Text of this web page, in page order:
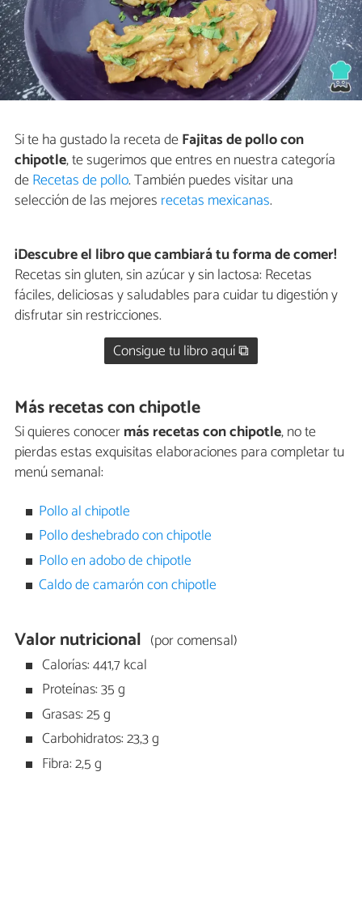
Si te ha gustado la receta deFajitas de pollo con
chipotle, te sugerimos que entres en nuestra categoría
deRecetas de pollo. También puedes visitar una
selección de las mejores recetas mexicanas.
¡Descubre el libro que cambiará tu forma de comer!
Recetas sin gluten, sin azúcar y sin lactosa: Recetas
fáciles, deliciosas y saludables para cuidar tu digestión y
disfrutar sin restricciones.
Consigue tu libro aquí ⧉
Más recetas con chipotle
Si quieres conocermás recetas con chipotle, no te
pierdas estas exquisitas elaboraciones para completar tu
menú semanal:
Pollo al chipotle
Pollo deshebrado con chipotle
Pollo en adobo de chipotle
Caldo de camarón con chipotle
Valor nutricional (por comensal)
Calorías: 441,7 kcal
Proteínas: 35 g
Grasas: 25 g
Carbohidratos: 23,3 g
Fibra: 2,5 g